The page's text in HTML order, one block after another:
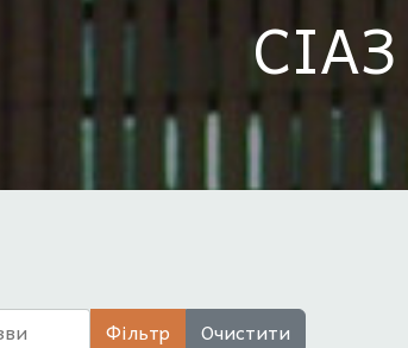
Фільтр Очистити